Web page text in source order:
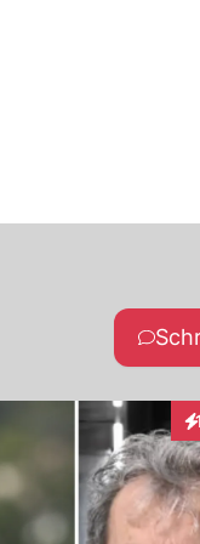
1